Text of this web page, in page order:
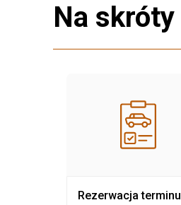
Na skróty
Rezerwacja terminu